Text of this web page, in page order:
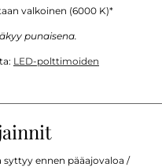
valkoinen (6000 K)*
punaisena.
LED-polttimoiden
syttyy ennen pääajovaloa /